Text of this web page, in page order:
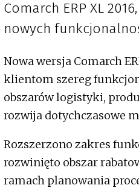
Comarch ERP XL
nowych
Nowa wersja Comarch
klientom szereg
obszarów logistyki,
rozwija dotychczasowe
Rozszerzono zakres
rozwinięto obszar
ramach planowania